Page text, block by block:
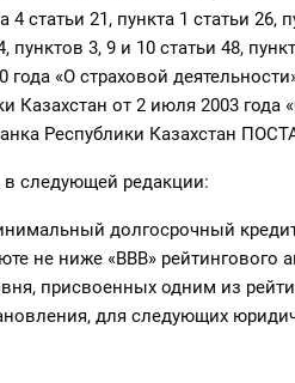
4 статьи 21, пункта 1 статьи 26,
пунктов 3, 9 и 10 статьи 48,
года «О страховой
Казахстан от 2 июля 2003
Республики Казахстан
в следующей редакции:
долгосрочный
не ниже «ВВВ» рейтингового
присвоенных одним из
для следующих